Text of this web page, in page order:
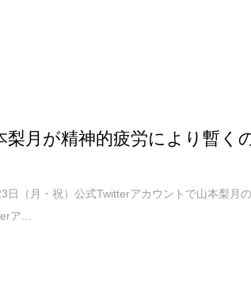
梨月が精神的疲労により暫く
日（月・祝）公式Twitterアカウントで山本梨月の
ア...